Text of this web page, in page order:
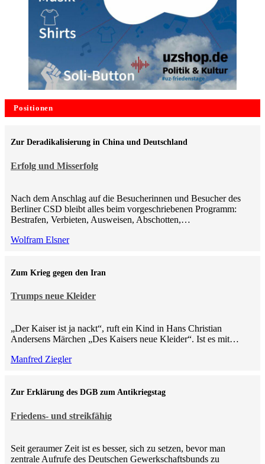
Positionen
Erfolg und Misserfolg
Zur Deradikalisierung in China und Deutschland
Nach dem Anschlag auf die Besucherinnen und Besucher des
Berliner CSD bleibt alles beim vorgeschriebenen Programm:
Bestrafen, Verbieten, Ausweisen, Abschotten,…
Wolfram Elsner
Trumps neue Kleider
Zum Krieg gegen den Iran
„Der Kaiser ist ja nackt“, ruft ein Kind in Hans Christian
Andersens Märchen „Des Kaisers neue Kleider“. Ist es mit…
Manfred Ziegler
Friedens- und streikfähig
Zur Erklärung des DGB zum Antikriegstag
Seit geraumer Zeit ist es besser, sich zu setzen, bevor man
zentrale Aufrufe des Deutschen Gewerkschaftsbunds zu